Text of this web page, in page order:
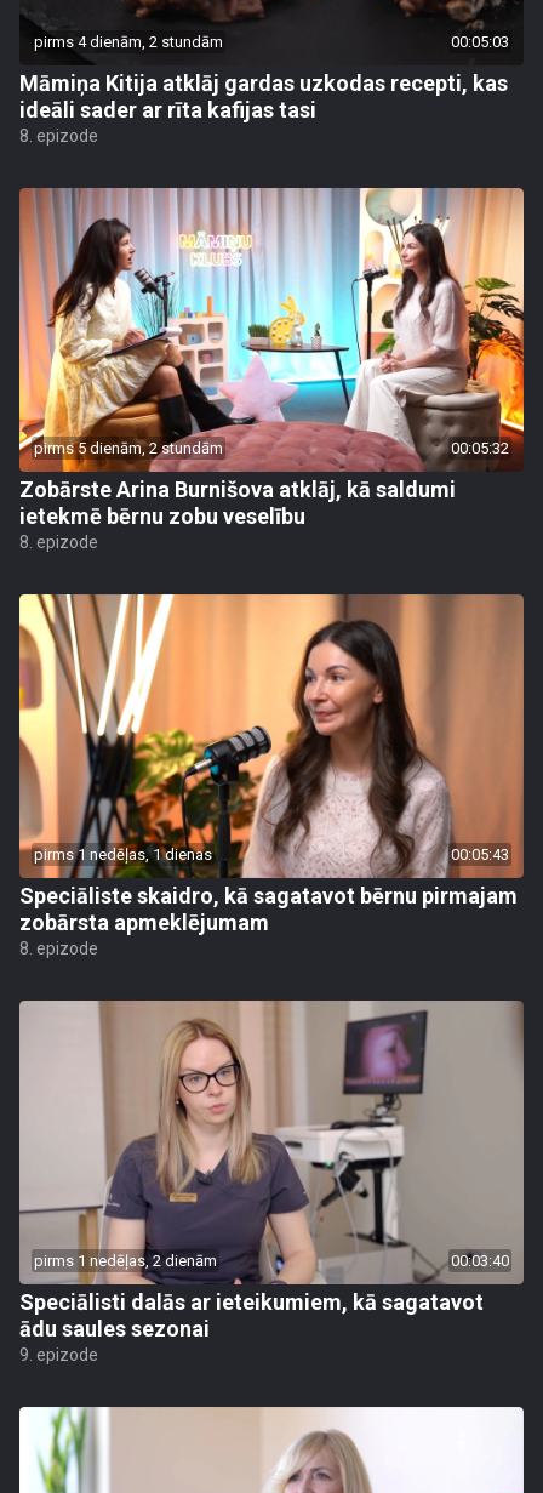
pirms 4 dienām, 2 stundām 00:05:03
Māmiņa Kitija atklāj gardas uzkodas recepti, kas
ideāli sader ar rīta kafijas tasi
8. epizode
pirms 5 dienām, 2 stundām 00:05:32
Zobārste Arina Burnišova atklāj, kā saldumi
ietekmē bērnu zobu veselību
8. epizode
pirms 1 nedēļas, 1 dienas 00:05:43
Speciāliste skaidro, kā sagatavot bērnu pirmajam
zobārsta apmeklējumam
8. epizode
pirms 1 nedēļas, 2 dienām 00:03:40
Speciālisti dalās ar ieteikumiem, kā sagatavot
ādu saules sezonai
9. epizode